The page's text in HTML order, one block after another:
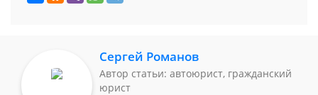
Сергей Романов
Автор статьи: автоюрист, гражданский
юрист